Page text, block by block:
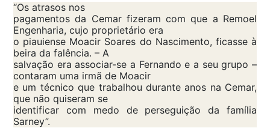
“Os atrasos nos
pagamentos da Cemar fizeram com que a Remoel
Engenharia, cujo proprietário era
o piauiense Moacir Soares do Nascimento, ficasse à
beira da falência. – A
salvação era associar-se a Fernando e a seu grupo –
contaram uma irmã de Moacir
e um técnico que trabalhou durante anos na Cemar,
que não quiseram se
identificar com medo de perseguição da família
Sarney”.